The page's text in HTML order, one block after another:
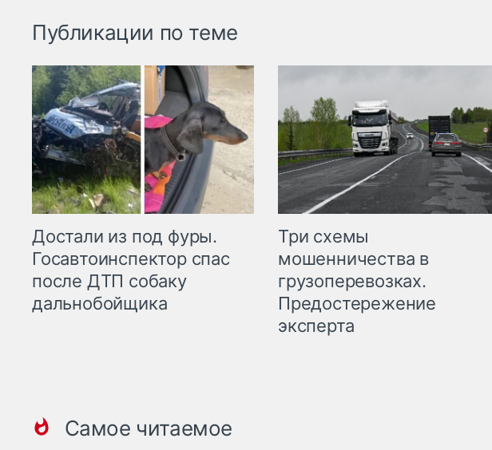
Публикации по теме
Достали из под фуры.
Госавтоинспектор спас
после ДТП собаку
дальнобойщика
Три схемы
мошенничества в
грузоперевозках.
Предостережение
эксперта
Самое читаемое